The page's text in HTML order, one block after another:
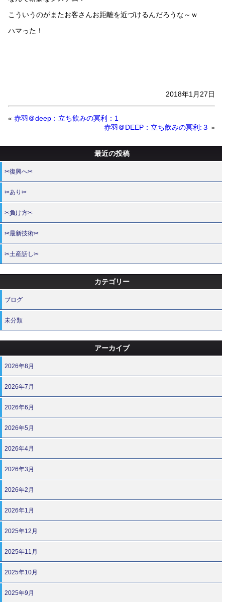
こういうのがまたお客さんお距離を近づけるんだろうな～ｗ
ハマった！
2018年1月27日
« 赤羽＠deep：立ち飲みの冥利：1
赤羽＠DEEP：立ち飲みの冥利:３ »
最近の投稿
✂復興へ✂
✂あり✂
✂負け方✂
✂最新技術✂
✂土産話し✂
カテゴリー
ブログ
未分類
アーカイブ
2026年8月
2026年7月
2026年6月
2026年5月
2026年4月
2026年3月
2026年2月
2026年1月
2025年12月
2025年11月
2025年10月
2025年9月